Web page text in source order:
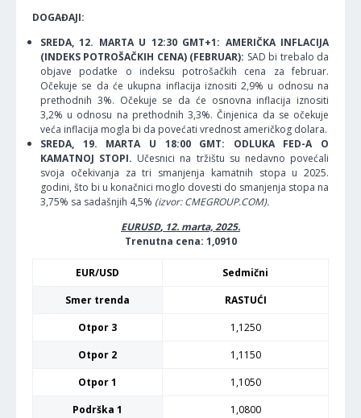
DOGAĐAJI:
SREDA, 12. MARTA U 12:30 GMT+1: AMERIČKA INFLACIJA
(INDEKS POTROŠAČKIH CENA) (FEBRUAR): SAD bi trebalo da
objave podatke o indeksu potrošačkih cena za februar.
Očekuje se da će ukupna inflacija iznositi 2,9% u odnosu na
prethodnih 3%. Očekuje se da će osnovna inflacija iznositi
3,2% u odnosu na prethodnih 3,3%. Činjenica da se očekuje
veća inflacija mogla bi da povećati vrednost američkog dolara.
SREDA, 19. MARTA U 18:00 GMT: ODLUKA FED-A O
KAMATNOJ STOPI. Učesnici na tržištu su nedavno povećali
svoja očekivanja za tri smanjenja kamatnih stopa u 2025.
godini, što bi u konačnici moglo dovesti do smanjenja stopa na
3,75% sa sadašnjih 4,5% (izvor: CMEGROUP.COM).
EURUSD, 12. marta, 2025.
Trenutna cena: 1,0910
EUR/USD
Sedmični
Smer trenda
RASTUĆI
Otpor 3
1,1250
Otpor 2
1,1150
Otpor 1
1,1050
Podrška 1
1,0800